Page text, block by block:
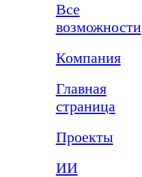
Все
возможности
Компания
Главная
страница
Проекты
ИИ